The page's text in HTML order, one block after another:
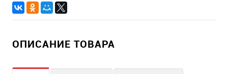
ОПИСАНИЕ ТОВАРА